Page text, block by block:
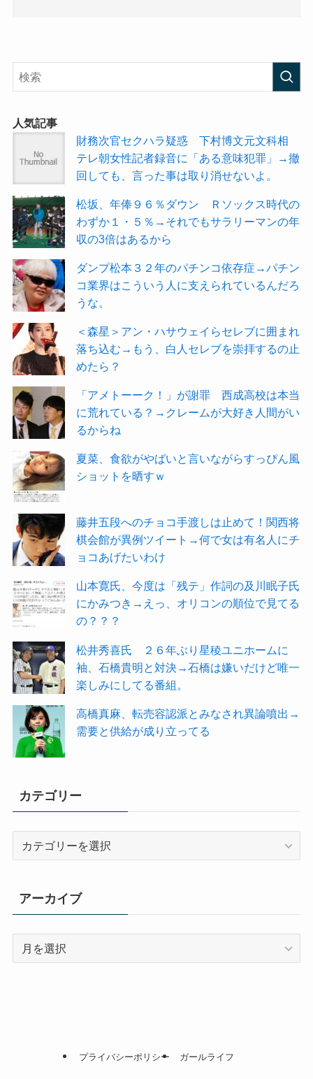
人気記事
財務次官セクハラ疑惑 下村博文元文科相
テレ朝女性記者録音に「ある意味犯罪」→撤
回しても、言った事は取り消せないよ。
松坂、年俸９６％ダウン Ｒソックス時代の
わずか１・５％→それでもサラリーマンの年
収の3倍はあるから
ダンプ松本３２年のパチンコ依存症→パチン
コ業界はこういう人に支えられているんだろ
うな。
＜森星＞アン・ハサウェイらセレブに囲まれ
落ち込む→もう、白人セレブを崇拝するの止
めたら？
「アメトーーク！」が謝罪 西成高校は本当
に荒れている？→クレームが大好き人間がい
るからね
夏菜、食欲がやばいと言いながらすっぴん風
ショットを晒すｗ
藤井五段へのチョコ手渡しは止めて！関西将
棋会館が異例ツイート→何で女は有名人にチ
ョコあげたいわけ
山本寛氏、今度は「残テ」作詞の及川眠子氏
にかみつき→えっ、オリコンの順位で見てる
の？？？
松井秀喜氏 ２６年ぶり星稜ユニホームに
袖、石橋貴明と対決→石橋は嫌いだけど唯一
楽しみにしてる番組。
高橋真麻、転売容認派とみなされ異論噴出→
需要と供給が成り立ってる
カテゴリー
リ
ー
アーカイブ
プライバシーポリシー ガールライフ